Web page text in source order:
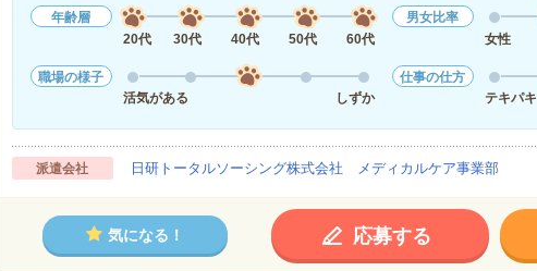
年齢層
20代
30代 40代 50代 60代
男女比率
女性
職場の様子
活気がある
しずか
仕事の仕方
テキパキ
派遣会社 日研トータルソーシング株式会社 メディカルケア事業部
気になる！ 応募する